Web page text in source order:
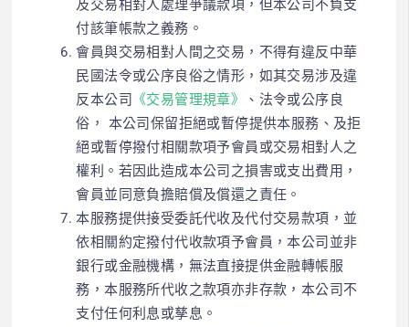
及交易相對人處理爭議款項，但本公司不負支
付該筆帳款之義務。
會員與交易相對人間之交易，不得有違反中華
民國法令或公序良俗之情形，如其交易涉及違
反本公司 《交易管理規章》
、法令或公序良
俗， 本公司保留拒絕或暫停提供本服務、及拒
絕或暫停撥付相關款項予會員或交易相對人之
權利。若因此造成本公司之損害或支出費用，
會員並同意負擔賠償及償還之責任。
本服務提供接受委託代收及代付交易款項，並
依相關約定撥付代收款項予會員，本公司並非
銀行或金融機構，無法直接提供金融轉帳服
務，本服務所代收之款項亦非存款，本公司不
支付任何利息或孳息。